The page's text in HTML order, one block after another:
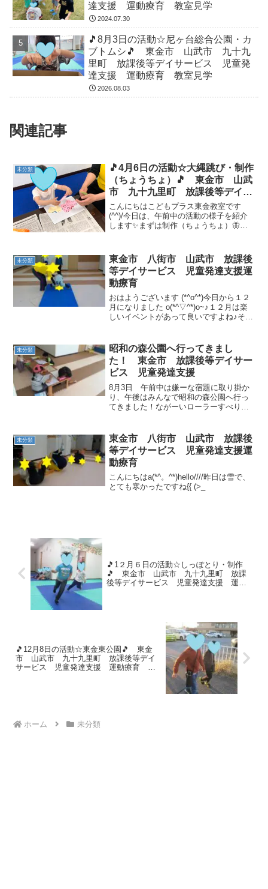
達支援 運動療育 教室見学
2024.07.30
🎵8月3日の活動☆尼ヶ台総合公園・カ
ブトムシ🎵 東金市 山武市 九十九
里町 放課後等デイサービス 児童発
達支援 運動療育 教室見学
2026.08.03
関連記事
未分類
🎵4月6日の活動☆大縄跳び・制作
（ちょうちょ）🎵 東金市 山武
市 九十九里町 放課後等デイサ
ービス 児童発達支援 運動療
育 教室見学
こんにちはこどもプラス東金教室です
(^^)/今日は、午前中の活動の様子を紹介
します✨まずは制作（ちょうちょ）🦋た
たら丸スタンプをしていきます！丸スタ
ンプは４色❤ 好きな色...
未分類
東金市 八街市 山武市 放課後
等デイサービス 児童発達支援運
動療育
おはようございます (*^o^*)今日から１２
月になりました o(*^▽^*)o~♪１２月は楽
しいイベントがあって良いですよね♪それ
図で前転】最初の頃は、違う合図を出
す...
未分類
昭和の森公園へ行ってきまし
た！ 東金市 放課後等デイサー
ビス 児童発達支援
8月3日 午前中は嫌ーな宿題に取り掛か
り、午後はみんなで昭和の森公園へ行っ
てきました！ながーいローラーすべり台
うねー！！
未分類
東金市 八街市 山武市 放課後
等デイサービス 児童発達支援運
動療育
こんにちはa(*^。^*)hello////昨日は雪で、
とても寒かったですね{{ (>_
🎵1２月６日の活動☆しっぽとり・制作
🎵 東金市 山武市 九十九里町 放課
後等デイサービス 児童発達支援 運動
🎵12月8日の活動☆東金東公園🎵 東金
市 山武市 九十九里町 放課後等デイ
サービス 児童発達支援 運動療育 教
ホーム 未分類